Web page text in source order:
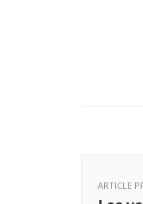
ARTICLE